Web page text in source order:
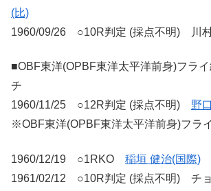
(比)
1960/09/26 ○10R判定 (採点不明) 川
■OBF東洋(OPBF東洋太平洋前身)フラ
チ
1960/11/25 ○12R判定 (採点不明) 野
※OBF東洋(OPBF東洋太平洋前身)フラ
1960/12/19 ○1RKO 稲垣 健治(国際)
1961/02/12 ○10R判定 (採点不明) チ